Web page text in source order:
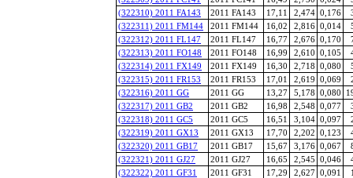
(322310) 2011 FA143
2011 FA143 17,11 2,474 0,176
(322311) 2011 FM144
2011 FM144 16,02 2,816 0,014
(322312) 2011 FL147
2011 FL147 16,77 2,676 0,170
(322313) 2011 FO148
2011 FO148 16,99 2,610 0,105
(322314) 2011 FX149
2011 FX149 16,30 2,718 0,080
(322315) 2011 FR153
2011 FR153 17,01 2,619 0,069
(322316) 2011 GG
2011 GG 13,27 5,178 0,080
(322317) 2011 GB2
2011 GB2 16,98 2,548 0,077
(322318) 2011 GC5
2011 GC5 16,51 3,104 0,097
(322319) 2011 GX13
2011 GX13 17,70 2,202 0,123
(322320) 2011 GB17
2011 GB17 15,67 3,176 0,067
(322321) 2011 GJ27
2011 GJ27 16,65 2,545 0,046
(322322) 2011 GF31
2011 GF31 17,29 2,627 0,091